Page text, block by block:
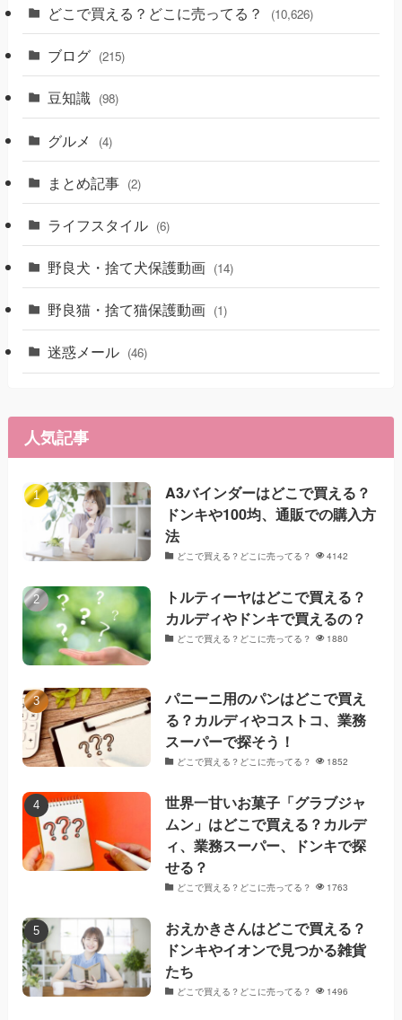
どこで買える？どこに売ってる？ (10,626)
ブログ (215)
豆知識 (98)
グルメ (4)
まとめ記事 (2)
ライフスタイル (6)
野良犬・捨て犬保護動画 (14)
野良猫・捨て猫保護動画 (1)
迷惑メール (46)
人気記事
A3バインダーはどこで買える？
ドンキや100均、通販での購入方
法
どこで買える？どこに売ってる？ 4142
トルティーヤはどこで買える？
カルディやドンキで買えるの？
どこで買える？どこに売ってる？ 1880
パニーニ用のパンはどこで買え
る？カルディやコストコ、業務
スーパーで探そう！
どこで買える？どこに売ってる？ 1852
世界一甘いお菓子「グラブジャ
ムン」はどこで買える？カルデ
ィ、業務スーパー、ドンキで探
せる？
どこで買える？どこに売ってる？ 1763
おえかきさんはどこで買える？
ドンキやイオンで見つかる雑貨
たち
どこで買える？どこに売ってる？ 1496